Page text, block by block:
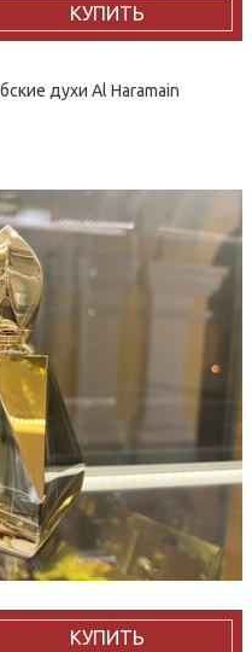
КУПИТЬ
духи Al Haramain
КУПИТЬ